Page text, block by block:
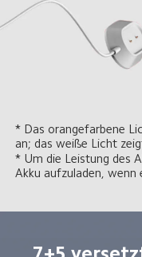
* Das orangefarbene
an; das weiße Licht
* Um die Leistung des
Akku aufzuladen, wenn